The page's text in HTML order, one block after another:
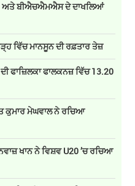
ਅਤੇ ਬੀਐਚਐਮਐਸ ਦੇ ਦਾਖਲਿਆਂ
ਵਿੱਚ ਮਾਨਸੂਨ ਦੀ ਰਫ਼ਤਾਰ ਤੇਜ਼
ਫਾਜ਼ਿਲਕਾ ਫਾਲਕਨਜ਼ ਵਿੱਚ 13.20
ਕੁਮਾਰ ਮੇਘਵਾਲ ਨੇ ਰਚਿਆ
ਖਾਨ ਨੇ ਵਿਸ਼ਵ U20 ’ਚ ਰਚਿਆ